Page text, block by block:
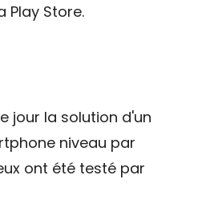
Play Store.
jour la solution d'un
niveau par
ont été testé par